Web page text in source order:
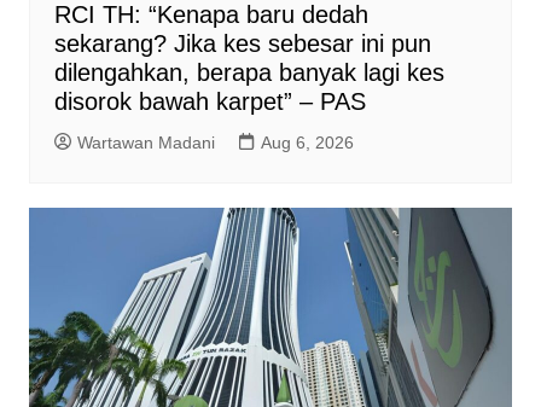
RCI TH: “Kenapa baru dedah
sekarang? Jika kes sebesar ini pun
dilengahkan, berapa banyak lagi kes
disorok bawah karpet” – PAS
Wartawan Madani Aug 6, 2026